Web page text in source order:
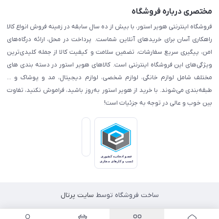
مختصری درباره فروشگاه
فروشگاه اینترنتی هویر استور، با بیش از ده سال سابقه در زمینه فروش انواع کالا
راهکاری آسان برای خریدهای آنلاین شماست. پرداخت در محل، ارائه درگاه‌های
امن، پیگیری سریع سفارشات، تضمین سلامت و کیفیت کالا از جمله کلیدی‌ترین
ویژگی‌های این فروشگاه اینترنتی است. کالاهای هویر استور در دسته بندی های
مختلف شامل لوازم خانگی، لوازم شخصی، لوازم دیجیتال، مد و پوشاک و ...
طبقه‌بندی می‌شوند. با خرید از هویر استور به‌روز باشید، فراموش نکنید، تفاوت
بین خوب و عالی در توجه به جزئیات است!
ساخت فروشگاه توسط سایت پرتال